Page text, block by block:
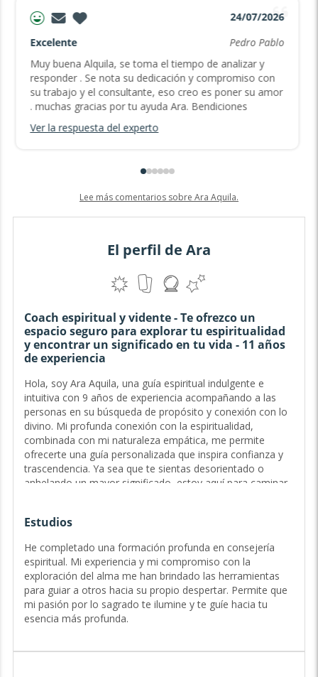
24/07/2026
Excelente
Pedro Pablo
Muy buena Alquila, se toma el tiempo de analizar y
responder . Se nota su dedicación y compromiso con
su trabajo y el consultante, eso creo es poner su amor
. muchas gracias por tu ayuda Ara. Bendiciones
Ver la respuesta del experto
Lee más comentarios sobre Ara Aquila.
El perfil de Ara
Coach espiritual y vidente - Te ofrezco un
espacio seguro para explorar tu espiritualidad
y encontrar un significado en tu vida - 11 años
de experiencia
Hola, soy Ara Aquila, una guía espiritual indulgente e
intuitiva con 9 años de experiencia acompañando a las
personas en su búsqueda de propósito y conexión con lo
divino. Mi profunda conexión con la espiritualidad,
combinada con mi naturaleza empática, me permite
ofrecerte una guía personalizada que inspira confianza y
trascendencia. Ya sea que te sientas desorientado o
anhelando un mayor significado, estoy aquí para caminar
de Experiencia
Hola, soy Ara Aquila, una guía espiritual indulgente e
intuitiva con 9 años de experiencia acompañando a las
personas en su búsqueda de propósito y conexión con lo
divino.
Estudios
He completado una formación profunda en consejería
espiritual. Mi experiencia y mi compromiso con la
exploración del alma me han brindado las herramientas
para guiar a otros hacia su propio despertar. Permite que
mi pasión por lo sagrado te ilumine y te guíe hacia tu
esencia más profunda.